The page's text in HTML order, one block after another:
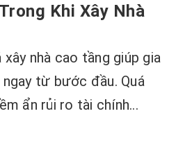
Khi Xây Nhà
nhà cao tầng giúp gia
từ bước đầu. Quá
ẩn rủi ro tài chính...